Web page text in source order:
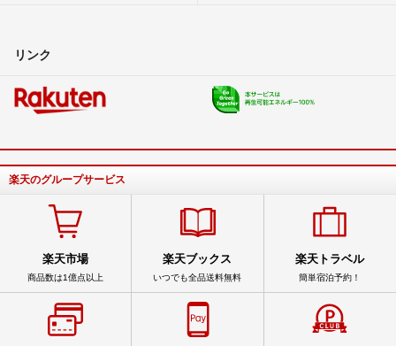
リンク
楽天のグループサービス
楽天市場
商品数は1億点以上
楽天ブックス
いつでも全品送料無料
楽天トラベル
簡単宿泊予約！